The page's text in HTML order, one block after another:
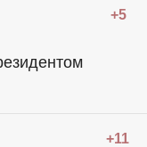
+5
+11